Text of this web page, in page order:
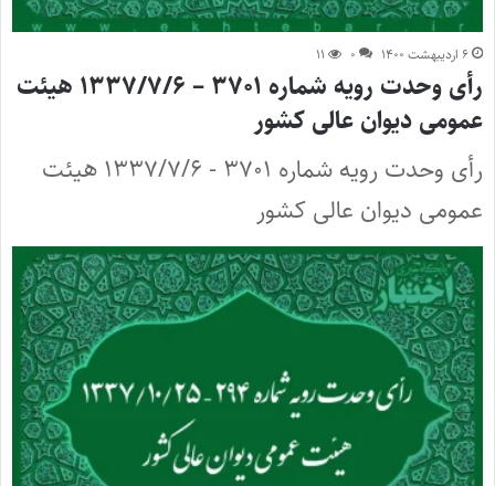
۶ اردیبهشت ۱۴۰۰ ۰ ۱۱
رأی وحدت رویه شماره ۳۷۰۱ – ۱۳۳۷/۷/۶ هیئت
عمومی دیوان عالی کشور
رأی وحدت رویه شماره ۳۷۰۱ - ۱۳۳۷/۷/۶ هیئت
عمومی دیوان عالی کشور